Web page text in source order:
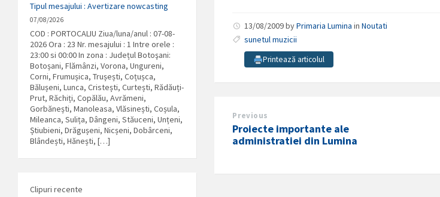
13/08/2009byPrimaria Lumina inNoutati
sunetul muzicii
Printează articolul
Previous
Proiecte importante ale
administratiei din Lumina
Tipul mesajului : Avertizare nowcasting
07/08/2026
COD : PORTOCALIU Ziua/luna/anul : 07-08-
2026 Ora : 23 Nr. mesajului : 1 Intre orele :
23:00 si 00:00 In zona : Județul Botoşani:
Botoșani, Flămânzi, Vorona, Ungureni,
Corni, Frumușica, Trușești, Coțușca,
Bălușeni, Lunca, Cristești, Curtești, Rădăuți-
Prut, Răchiți, Copălău, Avrămeni,
Gorbănești, Manoleasa, Vlăsinești, Coșula,
Mileanca, Sulița, Dângeni, Stăuceni, Unțeni,
Știubieni, Drăgușeni, Nicșeni, Dobârceni,
Blândești, Hănești, […]
Clipuri recente